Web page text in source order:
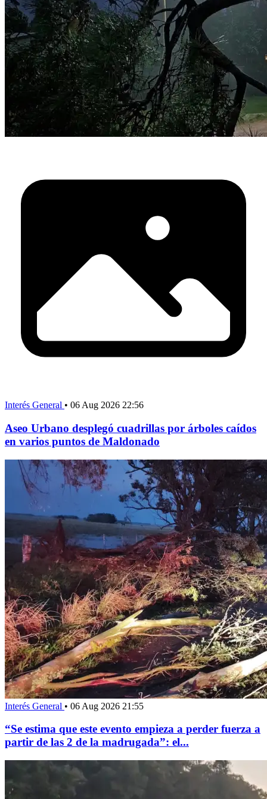
Interés General • 06 Aug 2026 22:56
Aseo Urbano desplegó cuadrillas por árboles caídos
en varios puntos de Maldonado
Interés General • 06 Aug 2026 21:55
“Se estima que este evento empieza a perder fuerza a
partir de las 2 de la madrugada”: el...